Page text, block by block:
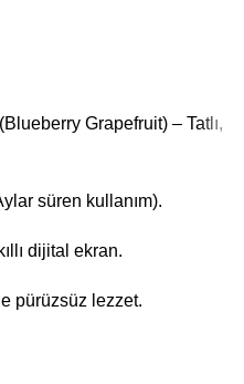
Grapefruit) – Tatlı,
süren kullanım).
dijital ekran.
pürüzsüz lezzet.